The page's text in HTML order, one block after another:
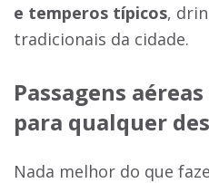
e temperos típicos,
tradicionais da cidade.
Passagens
para qualquer
Nada melhor do que